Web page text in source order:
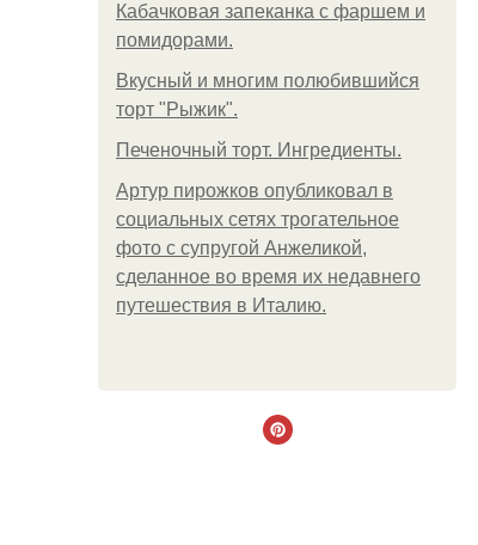
Кабачковая запеканка с фаршем и
помидорами.
Вкусный и многим полюбившийся
торт "Рыжик".
Печеночный торт. Ингредиенты.
Артур пирожков опубликовал в
социальных сетях трогательное
фото с супругой Анжеликой,
сделанное во время их недавнего
путешествия в Италию.